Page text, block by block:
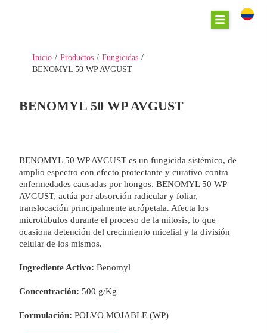
Inicio / Productos / Fungicidas /
BENOMYL 50 WP AVGUST
BENOMYL 50 WP AVGUST
BENOMYL 50 WP AVGUST es un fungicida sistémico, de
amplio espectro con efecto protectante y curativo contra
enfermedades causadas por hongos. BENOMYL 50 WP
AVGUST, actúa por absorción radicular y foliar,
translocación principalmente acrópetala. Afecta los
microtúbulos durante el proceso de la mitosis, lo que
ocasiona detención del crecimiento micelial y la división
celular de los mismos.
Ingrediente Activo:Benomyl
Concentración: 500 g/Kg
Formulación:POLVO MOJABLE (WP)